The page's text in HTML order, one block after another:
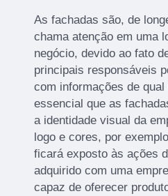
As fachadas são, de
chama atenção em uma
negócio, devido ao fato
principais responsáveis
com informações de
essencial que as
a identidade visual da
logo e cores, por
ficará exposto às ações
adquirido com uma
capaz de oferecer